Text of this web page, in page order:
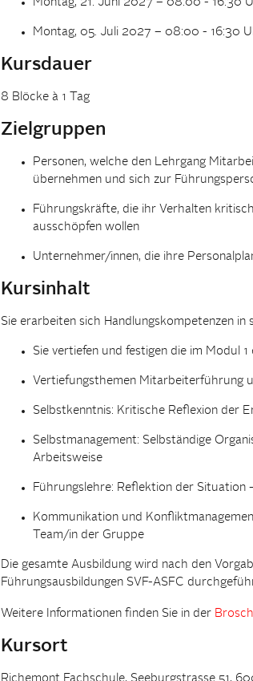
Montag, 21. Juni 2027 – 08:00 - 16:30
Montag, 05. Juli 2027 – 08:00 - 16:30
Kursdauer
8 Blöcke à 1 Tag
Zielgruppen
Personen, welche den Lehrgang
übernehmen und sich zur
Führungskräfte, die ihr Verhalten
ausschöpfen wollen
Unternehmer/innen, die ihre
Kursinhalt
Sie erarbeiten sich Handlungskompetenzen
Sie vertiefen und festigen die im Modul
Vertiefungsthemen Mitarbeiterführung
Selbstkenntnis: Kritische Reflexion der
Selbstmanagement: Selbständige
Arbeitsweise
Führungslehre: Reflektion der
Kommunikation und
Team/in der Gruppe
Die gesamte Ausbildung wird nach den
Führungsausbildungen SVF-ASFC
Weitere Informationen finden Sie in der
Kursort